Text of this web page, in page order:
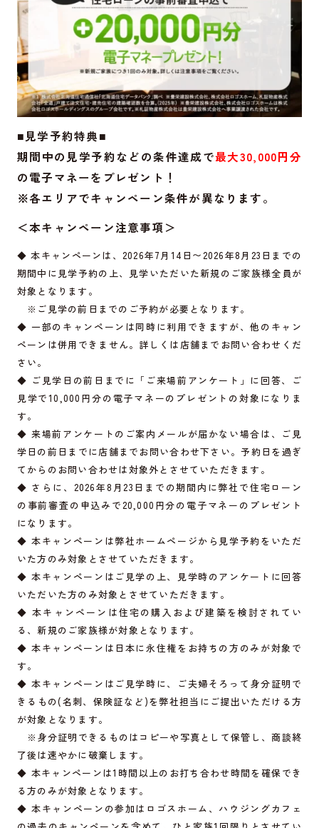
■見学予約特典■
期間中の見学予約などの条件達成で最大30,000円分
の電子マネーをプレゼント！
※各エリアでキャンペーン条件が異なります。
＜本キャンペーン注意事項＞
◆ 本キャンペーンは、2026年7月14日〜2026年8月23日までの
期間中に見学予約の上、見学いただいた新規のご家族様全員が
対象となります。
※ご見学の前日までのご予約が必要となります。
◆ 一部のキャンペーンは同時に利用できますが、他のキャン
ペーンは併用できません。詳しくは店舗までお問い合わせくだ
さい。
◆ ご見学日の前日までに「ご来場前アンケート」に回答、ご
見学で10,000円分の電子マネーのプレゼントの対象になりま
す。
◆ 来場前アンケートのご案内メールが届かない場合は、ご見
学日の前日までに店舗までお問い合わせ下さい。予約日を過ぎ
てからのお問い合わせは対象外とさせていただきます。
◆ さらに、2026年8月23日までの期間内に弊社で住宅ローン
の事前審査の申込みで20,000円分の電子マネーのプレゼント
になります。
◆ 本キャンペーンは弊社ホームページから見学予約をいただ
いた方のみ対象とさせていただきます。
◆ 本キャンペーンはご見学の上、見学時のアンケートに回答
いただいた方のみ対象とさせていただきます。
◆ 本キャンペーンは住宅の購入および建築を検討されてい
る、新規のご家族様が対象となります。
◆ 本キャンペーンは日本に永住権をお持ちの方のみが対象で
す。
◆ 本キャンペーンはご見学時に、ご夫婦そろって身分証明で
きるもの(名刺、保険証など)を弊社担当にご提出いただける方
が対象となります。
※身分証明できるものはコピーや写真として保管し、商談終
了後は速やかに破棄します。
◆ 本キャンペーンは1時間以上のお打ち合わせ時間を確保でき
る方のみが対象となります。
◆ 本キャンペーンの参加はロゴスホーム、ハウジングカフェ